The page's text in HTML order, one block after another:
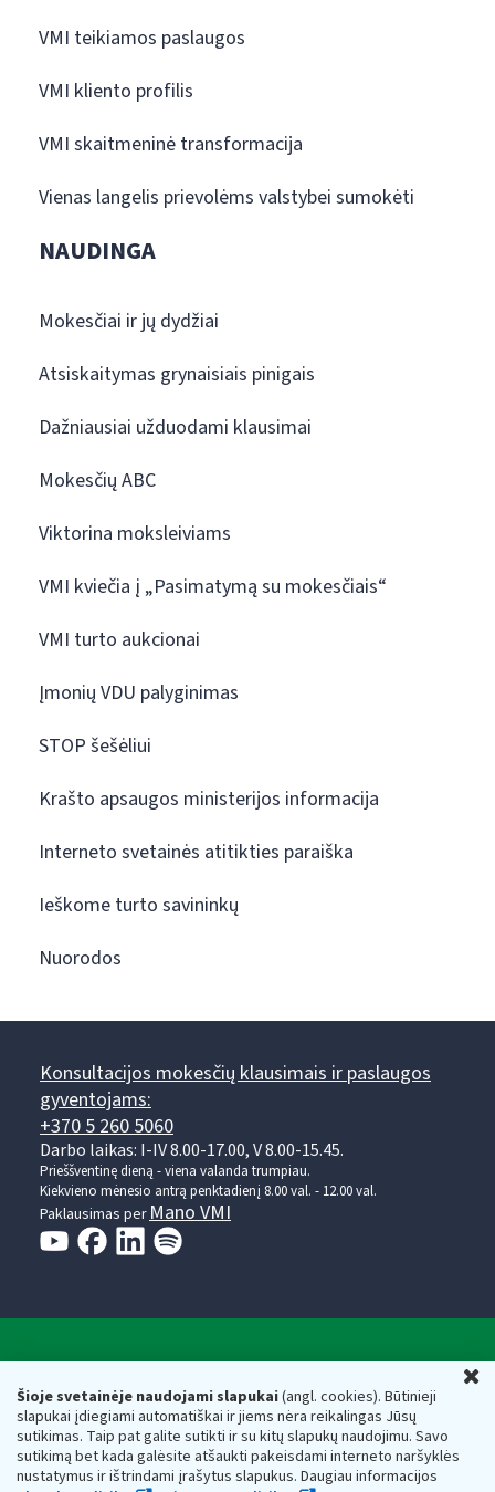
Šioje svetainėje naudojami slapukai(angl. cookies). Būtinieji
slapukai įdiegiami automatiškai ir jiems nėra reikalingas Jūsų
sutikimas. Taip pat galite sutikti ir su kitų slapukų naudojimu. Savo
sutikimą bet kada galėsite atšaukti pakeisdami interneto naršyklės
nustatymus ir ištrindami įrašytus slapukus. Daugiau informacijos
VMI teikiamos paslaugos
VMI kliento profilis
VMI skaitmeninė transformacija
Vienas langelis prievolėms valstybei sumokėti
NAUDINGA
Mokesčiai ir jų dydžiai
Atsiskaitymas grynaisiais pinigais
Dažniausiai užduodami klausimai
Mokesčių ABC
Viktorina moksleiviams
VMI kviečia į „Pasimatymą su mokesčiais“
VMI turto aukcionai
Įmonių VDU palyginimas
STOP šešėliui
Krašto apsaugos ministerijos informacija
Interneto svetainės atitikties paraiška
Ieškome turto savininkų
Nuorodos
Konsultacijos mokesčių klausimais ir paslaugos
gyventojams:
+370 5 260 5060
Darbo laikas: I-IV 8.00-17.00, V 8.00-15.45.
Prieššventinę dieną - viena valanda trumpiau.
Kiekvieno mėnesio antrą penktadienį 8.00 val. - 12.00 val.
Paklausimas per Mano VMI
Respublikos finansų ministerijos
Biudžetinė įstaiga. Juridinio asmens kodas — 188659752,
adresas: Vasario 16-osios g. 14, 01107 Vilnius, Lietuva, el.paštas:
vmi@vmi.lt, E. pristatymo dėžutės adresas 188659752
Duomenys apie Valstybinę mokesčių inspekciją prie Lietuvos